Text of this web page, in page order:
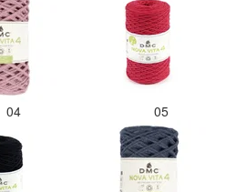
04 05